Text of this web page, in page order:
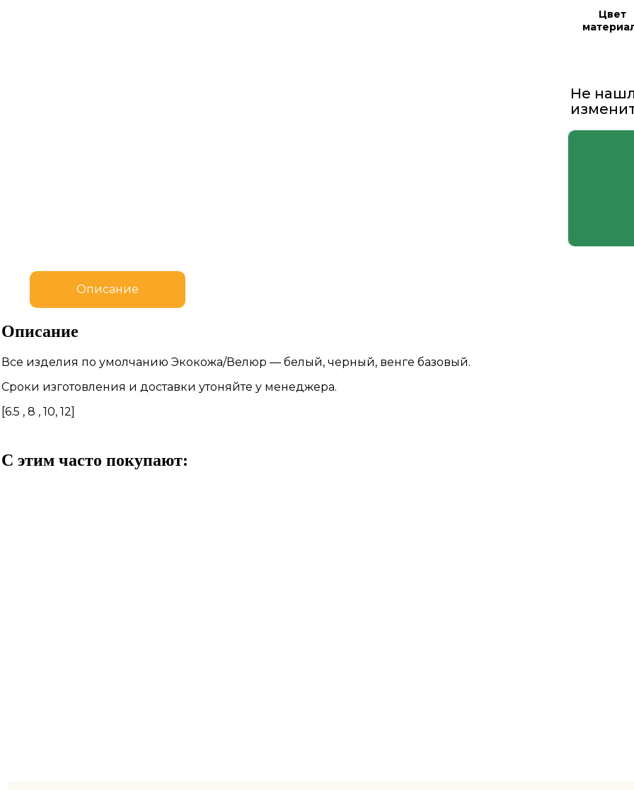
Цвет
Не
Описание
Описание
Все изделия по умолчанию Экокожа/Велюр — белый, черный, венге базовый.
Сроки изготовления и доставки утоняйте у менеджера.
[6.5 , 8 , 10, 12]
С этим часто покупают: